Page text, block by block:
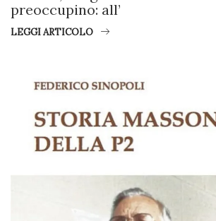
preoccupino: all’
LEGGI ARTICOLO